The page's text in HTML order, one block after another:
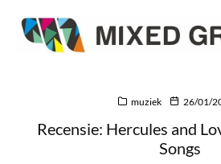
muziek 26/01/
Recensie: Hercules and
Songs